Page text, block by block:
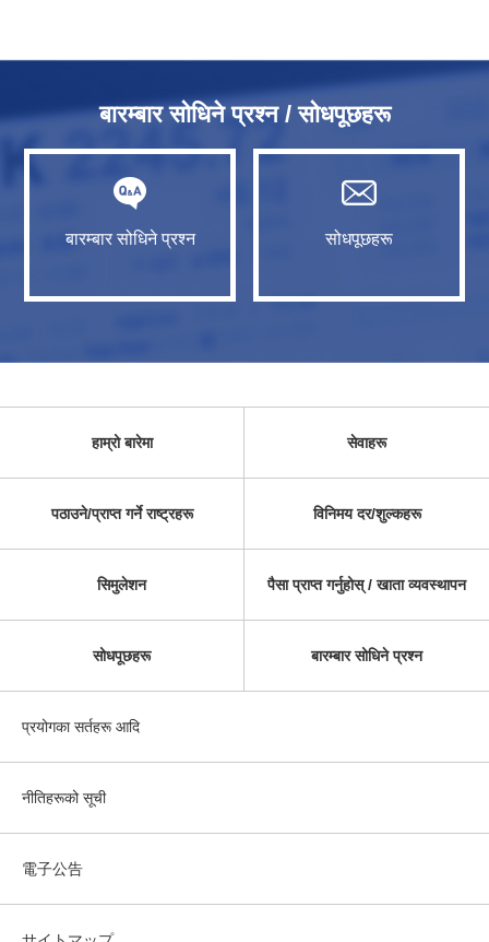
बारम्बार सोधिने प्रश्न / सोधपूछहरू
बारम्बार सोधिने प्रश्न सोधपूछहरू
हाम्रो बारेमा सेवाहरू
पठाउने/प्राप्त गर्ने राष्ट्रहरू विनिमय दर/शुल्कहरू
सिमुलेशन पैसा प्राप्त गर्नुहोस् / खाता व्यवस्थापन
सोधपूछहरू बारम्बार सोधिने प्रश्न
प्रयोगका सर्तहरू आदि
नीतिहरूको सूची
電子公告